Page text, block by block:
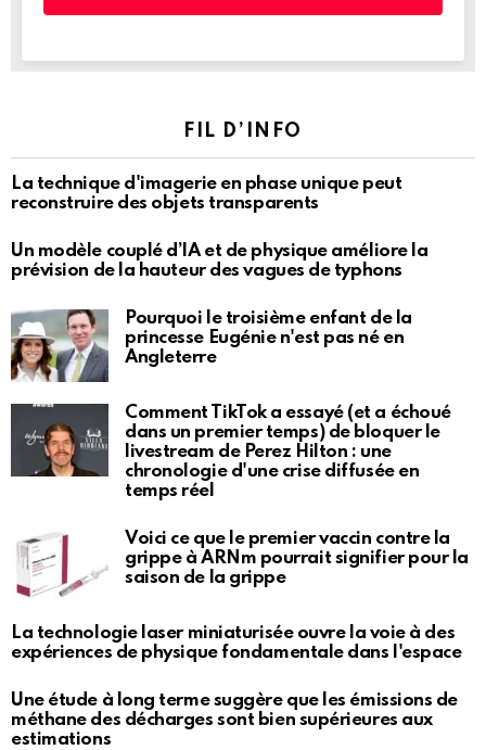
FIL D’INFO
La technique d'imagerie en phase unique peut
reconstruire des objets transparents
Un modèle couplé d’IA et de physique améliore la
prévision de la hauteur des vagues de typhons
Pourquoi le troisième enfant de la
princesse Eugénie n'est pas né en
Angleterre
Comment TikTok a essayé (et a échoué
dans un premier temps) de bloquer le
livestream de Perez Hilton : une
chronologie d'une crise diffusée en
temps réel
Voici ce que le premier vaccin contre la
grippe à ARNm pourrait signifier pour la
saison de la grippe
La technologie laser miniaturisée ouvre la voie à des
expériences de physique fondamentale dans l'espace
Une étude à long terme suggère que les émissions de
méthane des décharges sont bien supérieures aux
estimations